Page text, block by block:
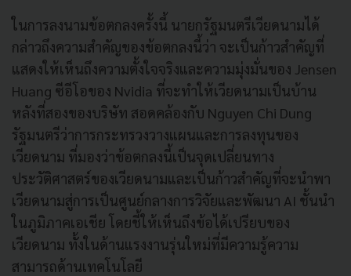
ในการลงนามข้อตกลงครั้งนี้ นายกรัฐมนตรีเวียดนามได้
กล่าวถึงความสำคัญของข้อตกลงนี้ว่า จะเป็นก้าวสำคัญที่
แสดงให้เห็นถึงความตั้งใจจริงและความมุ่งมั่นของ Jensen
Huang ซีอีโอของ Nvidia ที่จะทำให้เวียดนามเป็นบ้าน
หลังที่สองของบริษัท สอดคล้องกับ Nguyen Chi Dung
รัฐมนตรีว่าการกระทรวงวางแผนและการลงทุนของ
เวียดนาม ที่มองว่าข้อตกลงนี้เป็นจุดเปลี่ยนทาง
ประวัติศาสตร์ของเวียดนามและเป็นก้าวสำคัญที่จะนำพา
เวียดนามสู่การเป็นศูนย์กลางการวิจัยและพัฒนา AI ชั้นนำ
ในภูมิภาคเอเชีย โดยชี้ให้เห็นถึงข้อได้เปรียบของ
เวียดนาม ทั้งในด้านแรงงานรุ่นใหม่ที่มีความรู้ความ
สามารถด้านเทคโนโลยี